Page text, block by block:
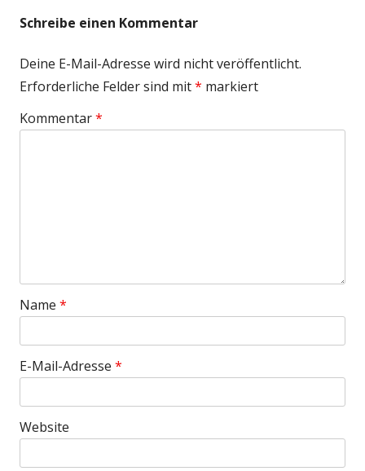
Schreibe einen Kommentar
Deine E-Mail-Adresse wird nicht veröffentlicht.
Erforderliche Felder sind mit* markiert
Kommentar*
Name *
E-Mail-Adresse *
Website